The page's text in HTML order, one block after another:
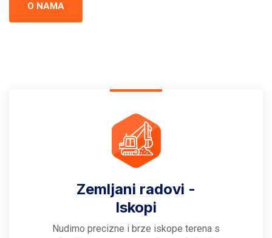
O NAMA
Zemljani radovi -
Iskopi
Nudimo precizne i brze iskope terena s